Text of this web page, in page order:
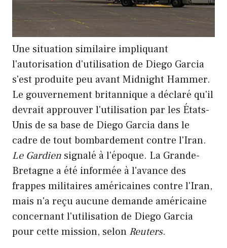
Une situation similaire impliquant
l'autorisation d'utilisation de Diego Garcia
s'est produite peu avant Midnight Hammer.
Le gouvernement britannique a déclaré qu'il
devrait approuver l'utilisation par les États-
Unis de sa base de Diego Garcia dans le
cadre de tout bombardement contre l'Iran.
Le Gardien signalé à l'époque. La Grande-
Bretagne a été informée à l'avance des
frappes militaires américaines contre l'Iran,
mais n'a reçu aucune demande américaine
concernant l'utilisation de Diego Garcia
pour cette mission, selon Reuters.